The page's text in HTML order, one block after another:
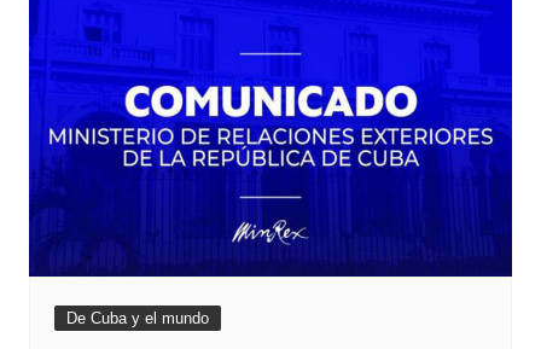
De Cuba y el mundo